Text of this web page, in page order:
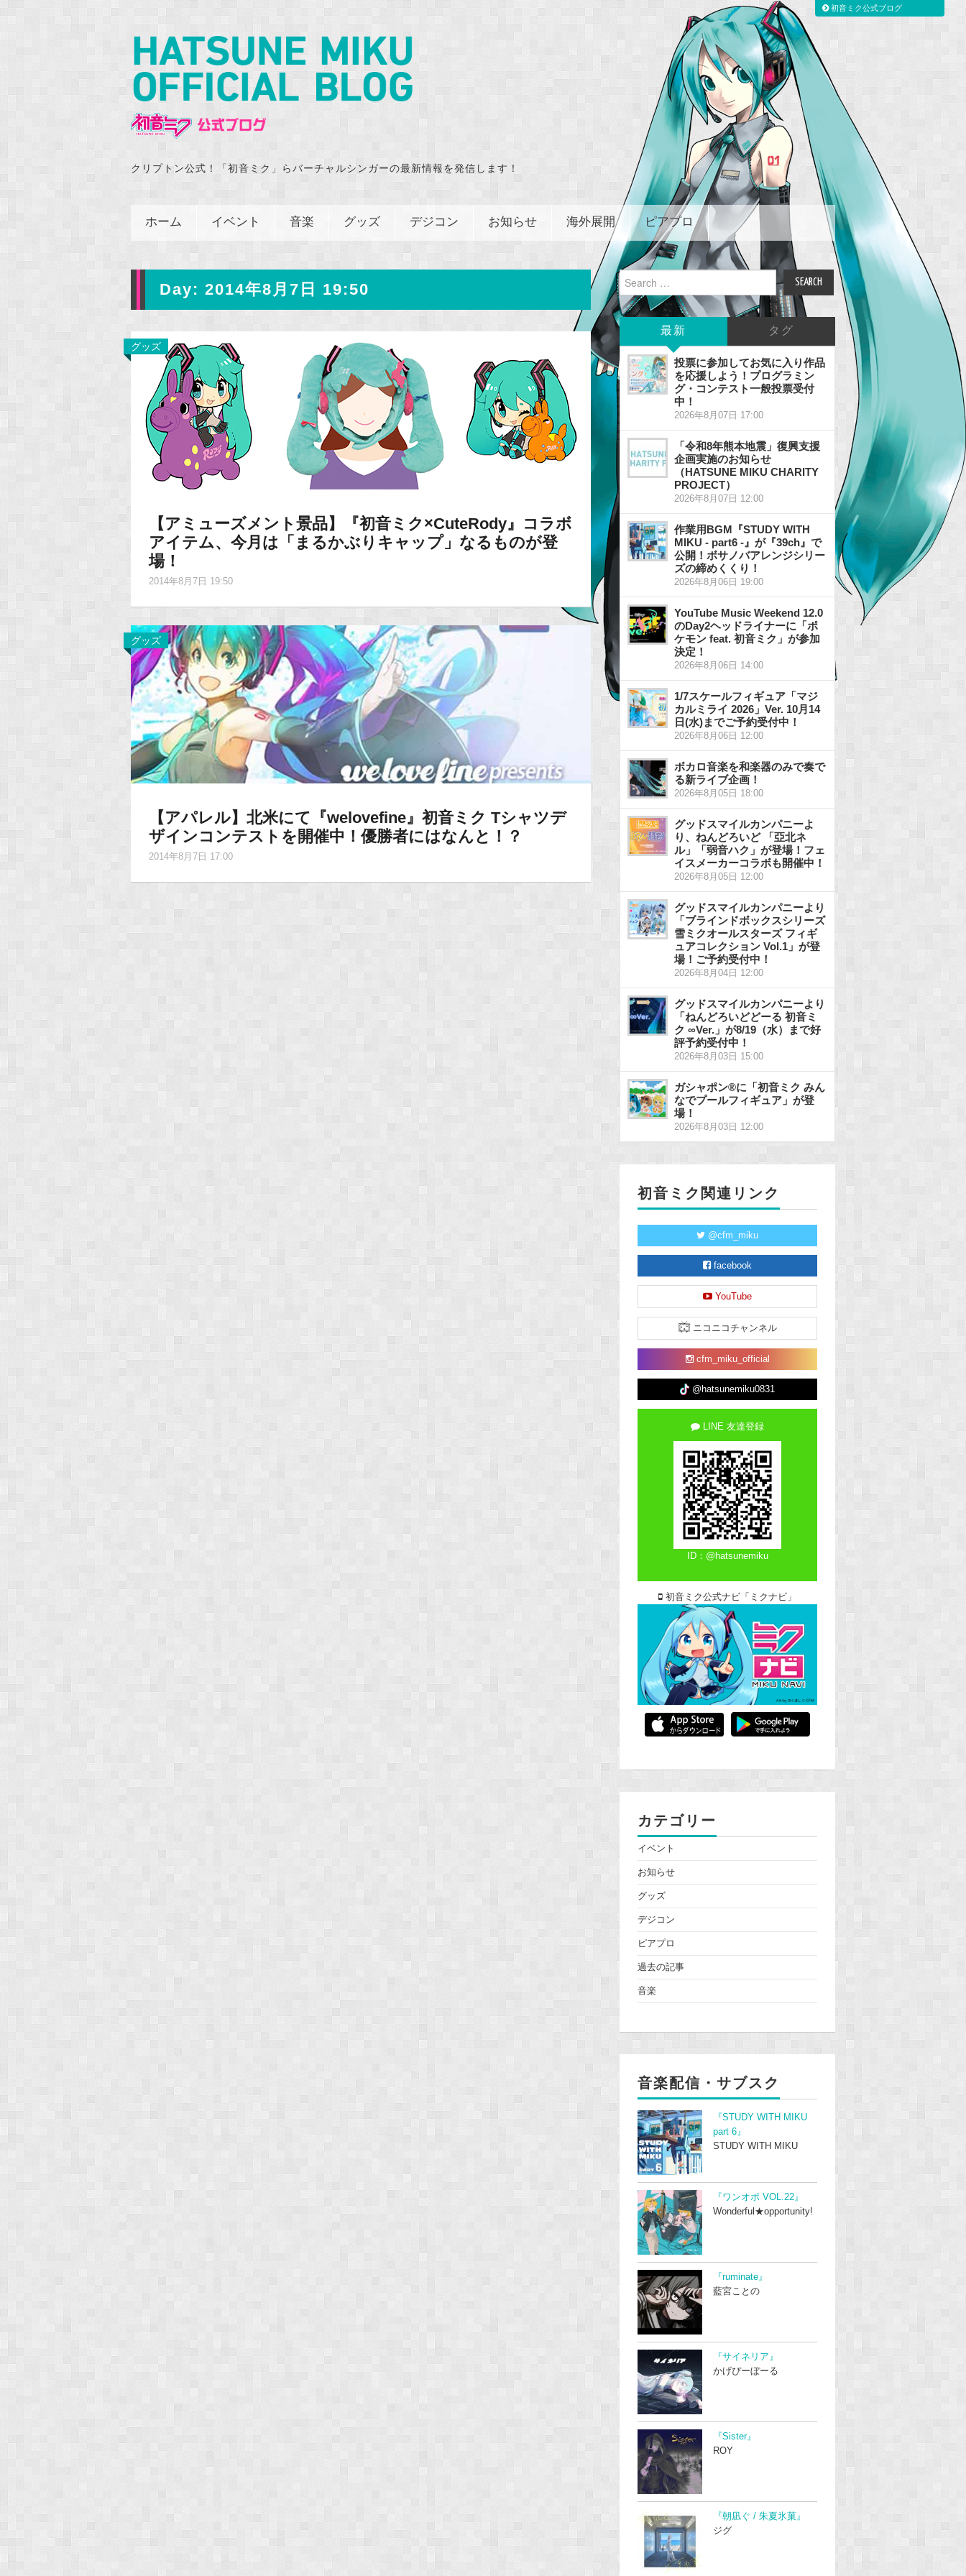
クリプトン公式！「初音ミク」らバーチャルシンガーの最新情報を発信します！
ホーム イベント 音楽 グッズ デジコン お知らせ 海外展開 ピアプロ
Day: 2014年8月7日 19:50
グッズ
【アミューズメント景品】『初音ミク×CuteRody』コラボ
アイテム、今月は「まるかぶりキャップ」なるものが登
場！
2014年8月7日 19:50
グッズ
【アパレル】北米にて『welovefine』初音ミク Tシャツデ
ザインコンテストを開催中！優勝者にはなんと！？
2014年8月7日 17:00
Search
for:
最新 タグ
投票に参加してお気に入り作品
を応援しよう！プログラミン
グ・コンテスト一般投票受付
中！
2026年8月07日 17:00
「令和8年熊本地震」復興支援
企画実施のお知らせ
（HATSUNE MIKU CHARITY
PROJECT）
2026年8月07日 12:00
作業用BGM『STUDY WITH
MIKU - part6 -』が『39ch』で
公開！ボサノバアレンジシリー
ズの締めくくり！
2026年8月06日 19:00
YouTube Music Weekend 12.0
のDay2ヘッドライナーに「ポ
ケモン feat. 初音ミク」が参加
決定！
2026年8月06日 14:00
1/7スケールフィギュア「マジ
カルミライ 2026」Ver. 10月14
日(水)までご予約受付中！
2026年8月06日 12:00
ボカロ音楽を和楽器のみで奏で
る新ライブ企画！
2026年8月05日 18:00
グッドスマイルカンパニーよ
り、ねんどろいど 「亞北ネ
ル」「弱音ハク」が登場！フェ
イスメーカーコラボも開催中！
2026年8月05日 12:00
グッドスマイルカンパニーより
「ブラインドボックスシリーズ
雪ミクオールスターズ フィギ
ュアコレクション Vol.1」が登
場！ご予約受付中！
2026年8月04日 12:00
グッドスマイルカンパニーより
「ねんどろいどどーる 初音ミ
ク ∞Ver.」が8/19（水）まで好
評予約受付中！
2026年8月03日 15:00
ガシャポン®に「初音ミク みん
なでプールフィギュア」が登
場！
2026年8月03日 12:00
初音ミク関連リンク
@cfm_miku
facebook
YouTube
ニコニコチャンネル
cfm_miku_official
@hatsunemiku0831
LINE 友達登録
ID：@hatsunemiku
初音ミク公式ナビ「ミクナビ」
カテゴリー
イベント
お知らせ
グッズ
デジコン
ピアプロ
過去の記事
音楽
音楽配信・サブスク
『STUDY WITH MIKU
part 6』
STUDY WITH MIKU
『ワンオポ VOL.22』
Wonderful★opportunity!
『ruminate』
藍宮ことの
『サイネリア』
かげぴーぼーる
『Sister』
ROY
『朝凪ぐ / 朱夏氷菓』
ジグ
初音ミク公式ブログ